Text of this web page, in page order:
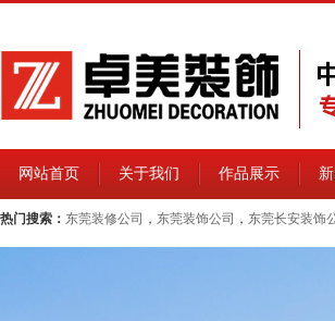
网站首页 关于我们 作品展示
热门搜索： 东莞装修公司 ， 东莞装饰公司 ， 东莞长安装饰